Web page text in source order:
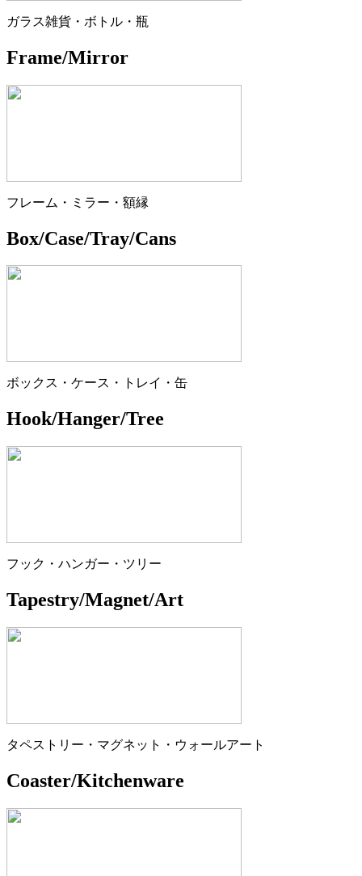
ガラス雑貨・ボトル・瓶
Frame/Mirror
フレーム・ミラー・額縁
Box/Case/Tray/Cans
ボックス・ケース・トレイ・缶
Hook/Hanger/Tree
フック・ハンガー・ツリー
Tapestry/Magnet/Art
タペストリー・マグネット・ウォールアート
Coaster/Kitchenware